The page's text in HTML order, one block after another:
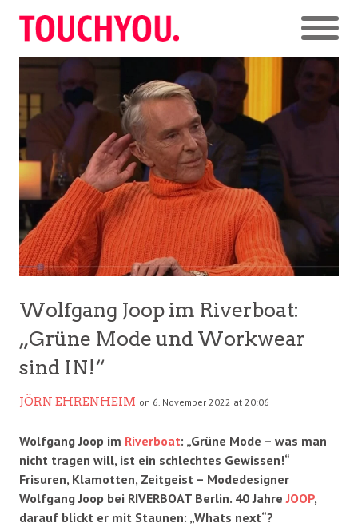
Wolfgang Joop im Riverboat:
„Grüne Mode und Workwear
sind IN!“
JÖRN EHRENHEIM on 6. November 2022 at 20:06
Wolfgang Joop im Riverboat: „Grüne Mode – was man
nicht tragen will, ist ein schlechtes Gewissen!“
Frisuren, Klamotten, Zeitgeist – Modedesigner
Wolfgang Joop bei RIVERBOAT Berlin. 40 JahreJOOP,
darauf blickt er mit Staunen: „Whats next“?